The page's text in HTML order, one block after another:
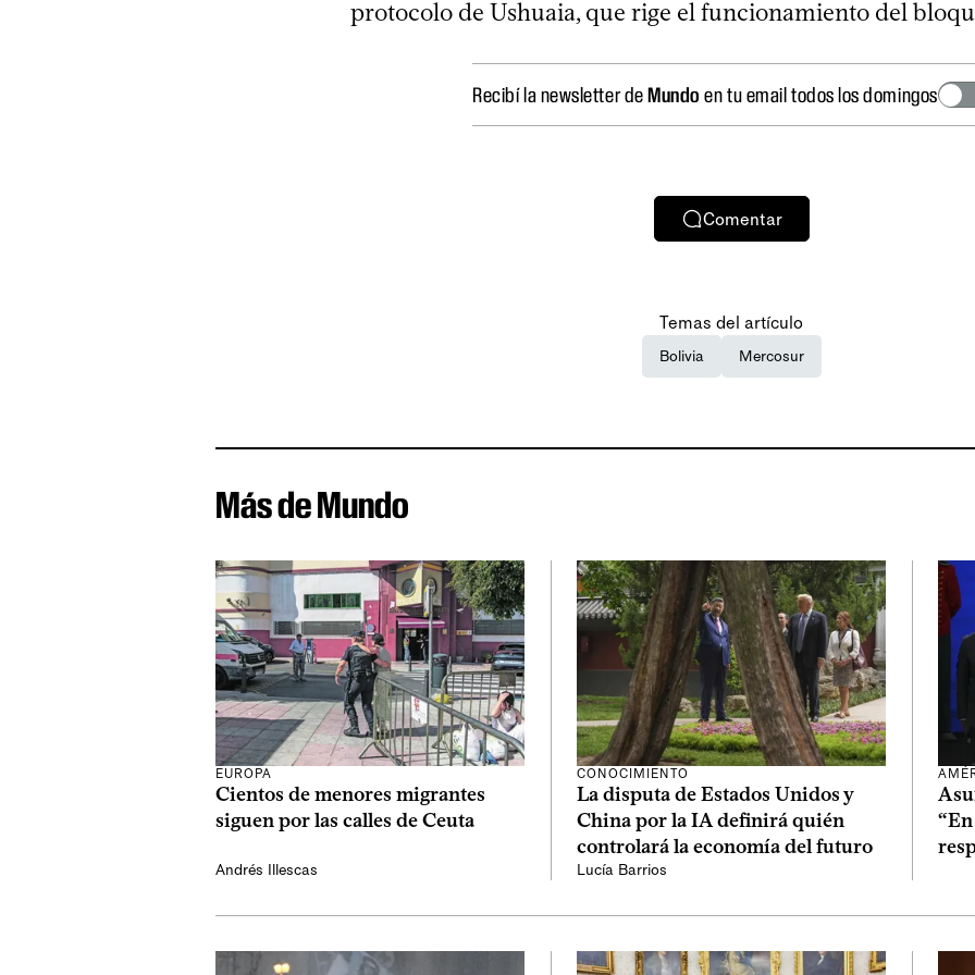
protocolo de Ushuaia, que rige el funcionamiento del
Recibí la newsletter deMundo en tu email todos los domingos
Comentar
Temas del artículo
Bolivia Mercosur
Más de Mundo
EUROPA
Cientos de menores migrantes
siguen por las calles de Ceuta
Andrés Illescas
CONOCIMIENTO
La disputa de Estados Unidos y
China por la IA definirá quién
controlará la economía del futuro
Lucía Barrios